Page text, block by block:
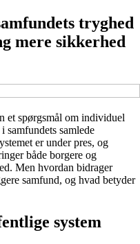
tryghed
mere sikkerhed
et spørgsmål om individuel
samfundets samlede
er under pres, og
både borgere og
Men hvordan bidrager
samfund, og hvad betyder
system